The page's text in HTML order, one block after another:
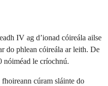
IV ag d’ionad cóireála ailse
do phlean cóireála ar leith. De
nóiméad le críochnú.
cúram sláinte do